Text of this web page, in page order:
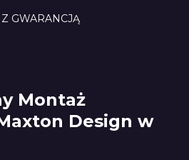
GWARANCJĄ
Montaż
Design w